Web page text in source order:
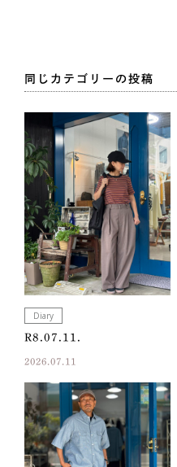
同じカテゴリーの投稿
Diary
R8.07.11.
2026.07.11